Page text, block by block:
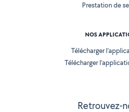
Retrouvez-
Prestation de
NOS
Télécharger
Télécharger